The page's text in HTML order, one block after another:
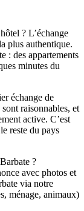
? L’échange
plus authentique.
: des appartements
minutes du
échange de
raisonnables, et
active. C’est
reste du pays
?
avec photos et
via notre
ménage, animaux)